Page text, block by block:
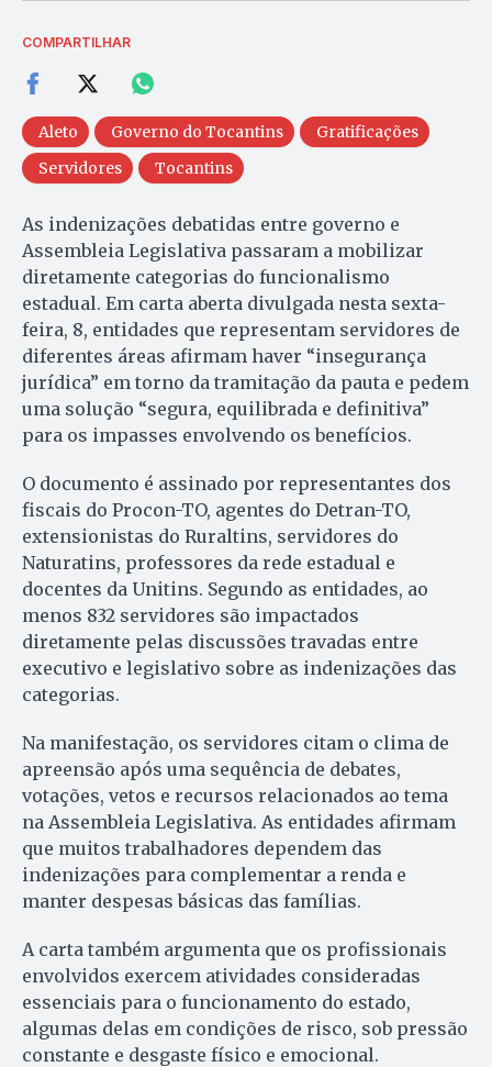
COMPARTILHAR
Aleto Governo do Tocantins
Gratificações
Servidores
Tocantins
As indenizações debatidas entre governo e
Assembleia Legislativa passaram a mobilizar
diretamente categorias do funcionalismo
estadual. Em carta aberta divulgada nesta sexta-
feira, 8, entidades que representam servidores de
diferentes áreas afirmam haver “insegurança
jurídica” em torno da tramitação da pauta e pedem
uma solução “segura, equilibrada e definitiva”
para os impasses envolvendo os benefícios.
O documento é assinado por representantes dos
fiscais do Procon-TO, agentes do Detran-TO,
extensionistas do Ruraltins, servidores do
Naturatins, professores da rede estadual e
docentes da Unitins. Segundo as entidades, ao
menos 832 servidores são impactados
diretamente pelas discussões travadas entre
executivo e legislativo sobre as indenizações das
categorias.
Na manifestação, os servidores citam o clima de
apreensão após uma sequência de debates,
votações, vetos e recursos relacionados ao tema
na Assembleia Legislativa. As entidades afirmam
que muitos trabalhadores dependem das
indenizações para complementar a renda e
manter despesas básicas das famílias.
A carta também argumenta que os profissionais
envolvidos exercem atividades consideradas
essenciais para o funcionamento do estado,
algumas delas em condições de risco, sob pressão
constante e desgaste físico e emocional.